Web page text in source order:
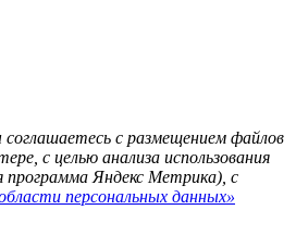
с размещением файлов
с целью анализа использования
программа Яндекс Метрика), с
персональных данных»